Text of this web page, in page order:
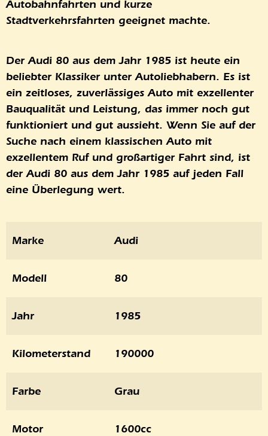
Autobahnfahrten und kurze
Stadtverkehrsfahrten geeignet machte.
Der Audi 80 aus dem Jahr 1985 ist heute ein
beliebter Klassiker unter Autoliebhabern. Es ist
ein zeitloses, zuverlässiges Auto mit exzellenter
Bauqualität und Leistung, das immer noch gut
funktioniert und gut aussieht. Wenn Sie auf der
Suche nach einem klassischen Auto mit
exzellentem Ruf und großartiger Fahrt sind, ist
der Audi 80 aus dem Jahr 1985 auf jeden Fall
eine Überlegung wert.
Marke Audi
Modell 80
Jahr 1985
Kilometerstand 190000
Farbe Grau
Motor 1600cc